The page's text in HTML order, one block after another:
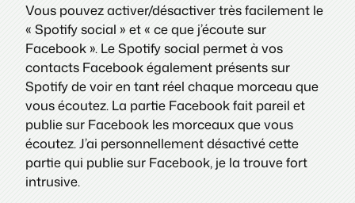
Vous pouvez activer/désactiver très facilement le
« Spotify social » et « ce que j’écoute sur
Facebook ». Le Spotify social permet à vos
contacts Facebook également présents sur
Spotify de voir en tant réel chaque morceau que
vous écoutez. La partie Facebook fait pareil et
publie sur Facebook les morceaux que vous
écoutez. J’ai personnellement désactivé cette
partie qui publie sur Facebook, je la trouve fort
intrusive.